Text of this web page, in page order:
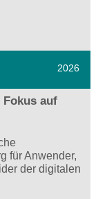
2026
Fokus auf
für Anwender,
der digitalen